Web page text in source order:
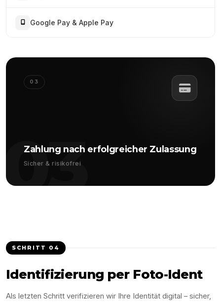
Google Pay & Apple Pay
03
03
Zahlung nach erfolgreicher Zulassung
Sicher & risikofrei
SCHRITT 04
Identifizierung per Foto-Ident
Als letzten Schritt verifizieren wir Ihre Identität digital – sicher,